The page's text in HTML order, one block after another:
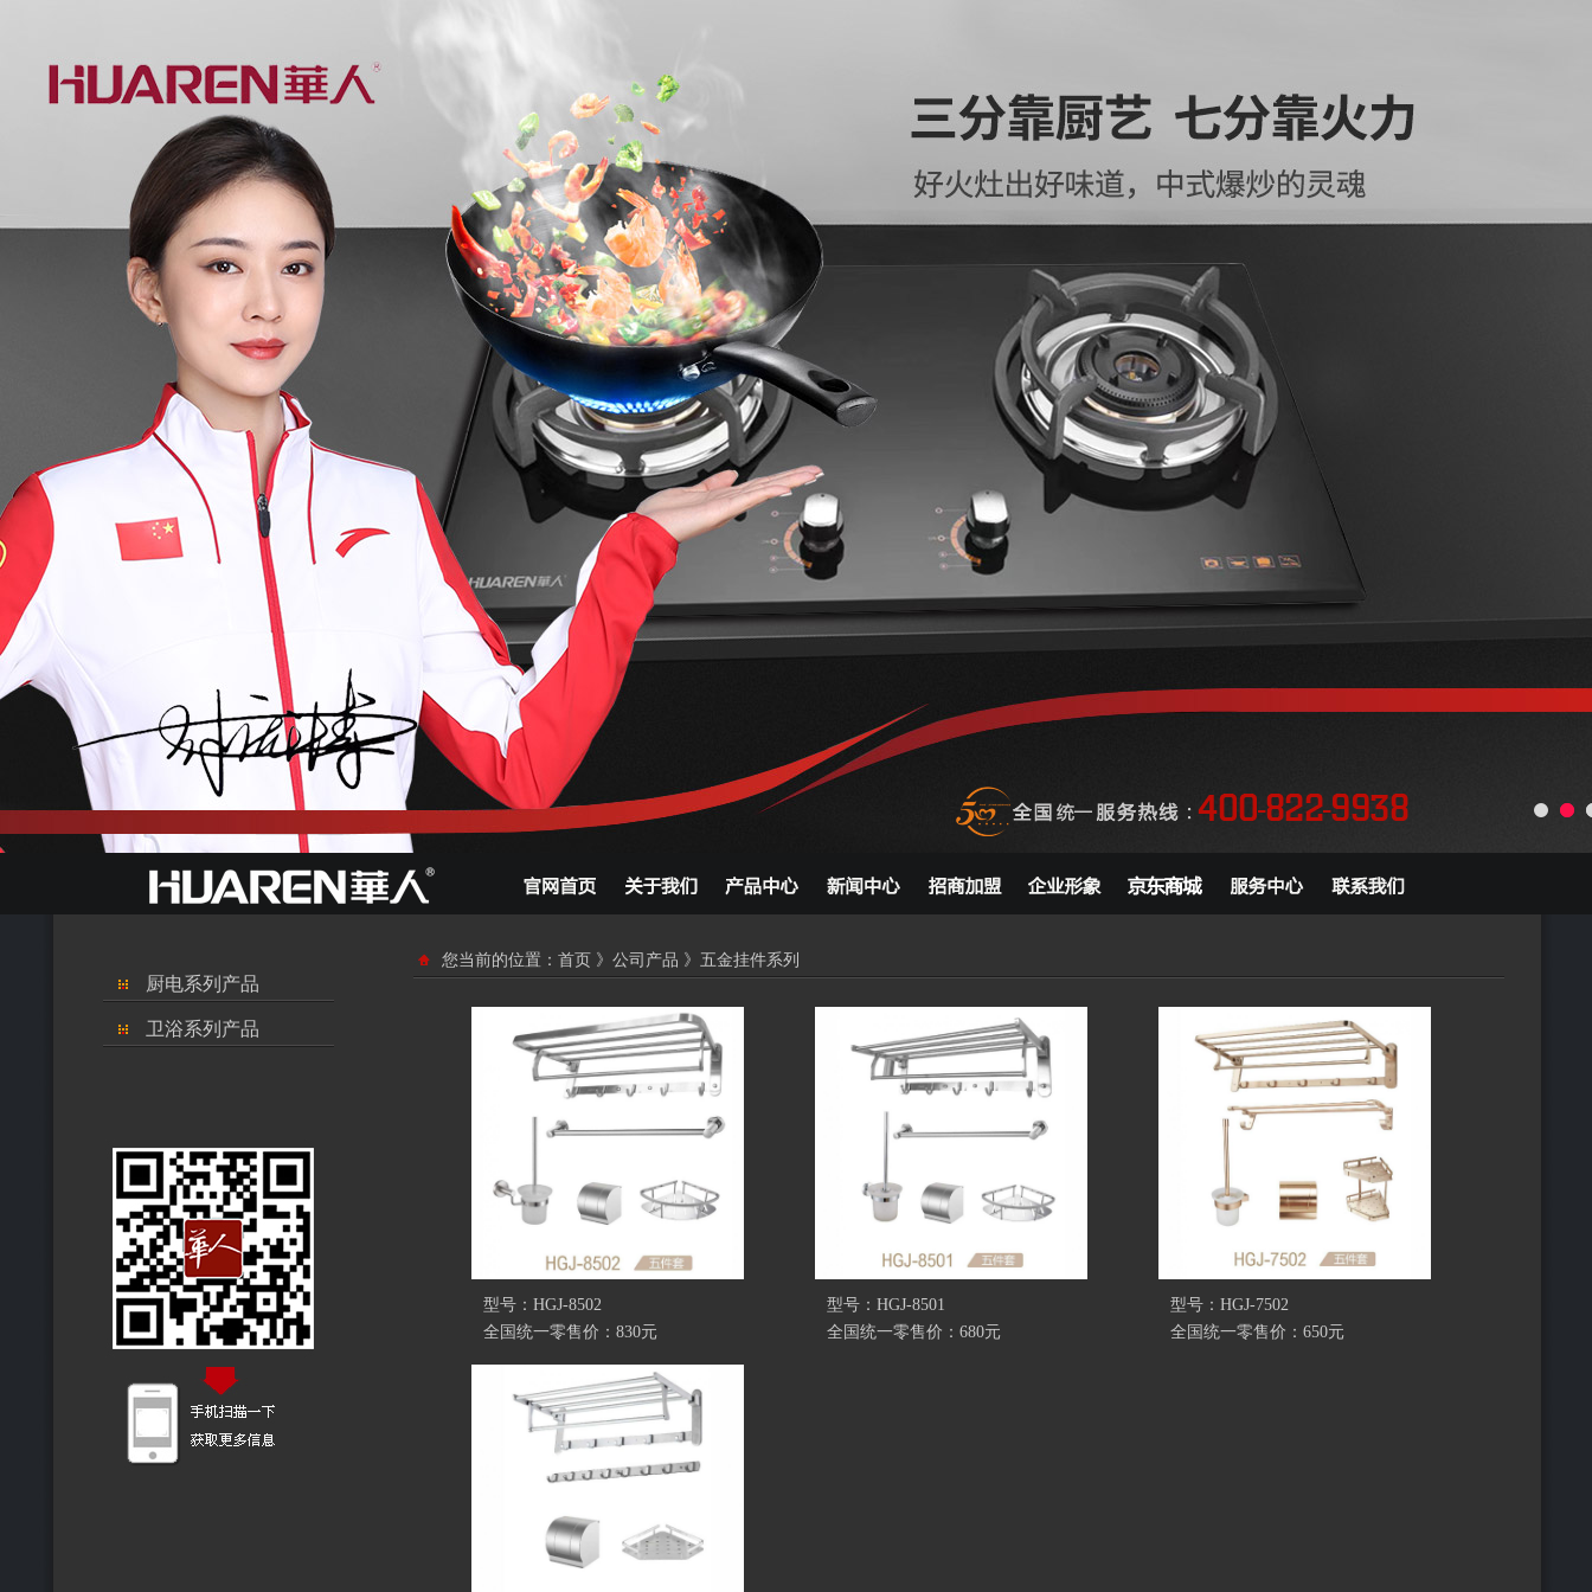
厨电系列产品
卫浴系列产品
您当前的位置： 首页 》 公司产品 》五金挂件系列
型号：HGJ-8502
全国统一零售价：830元
型号：HGJ-8501
全国统一零售价：680元
型号：HGJ-7502
全国统一零售价：650元